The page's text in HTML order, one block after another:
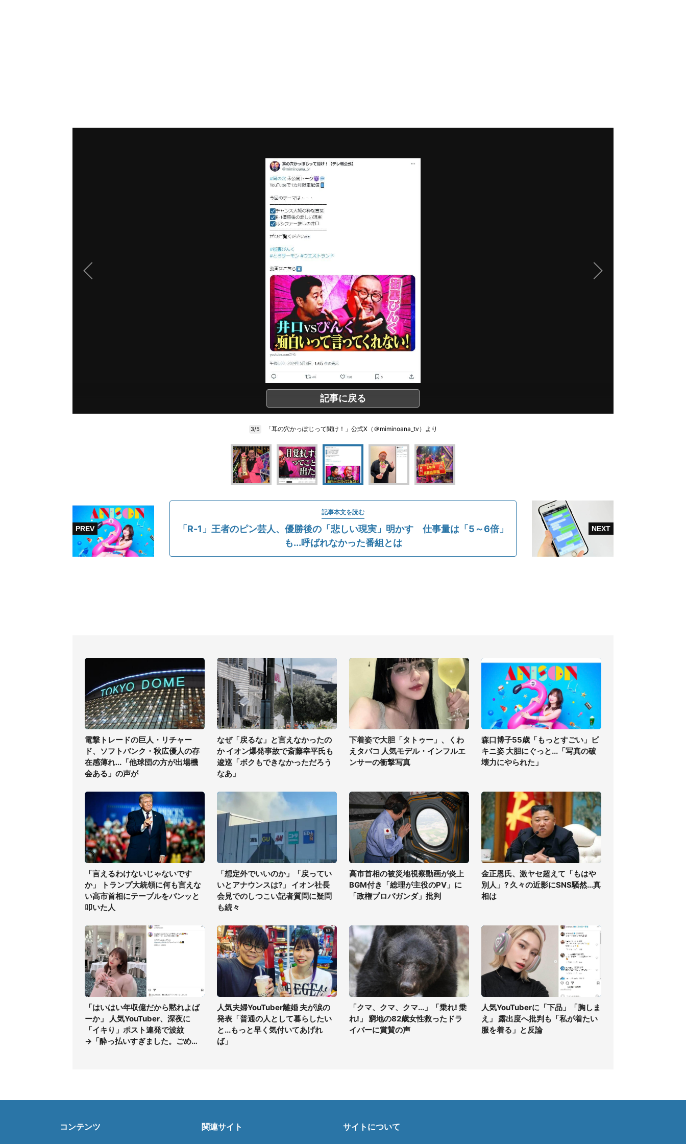
記事に戻る
3/5 「耳の穴かっぽじって聞け！」公式X（＠miminoana_tv）より
記事本文を読む
「R-1」王者のピン芸人、優勝後の「悲しい現実」明かす 仕事量は「5～6倍」
も...呼ばれなかった番組とは
電撃トレードの巨人・リチャー
ド、ソフトバンク・秋広優人の存
在感薄れ...「他球団の方が出場機
会ある」の声が
なぜ「戻るな」と言えなかったの
か イオン爆発事故で斎藤幸平氏も
逡巡「ボクもできなかっただろう
なあ」
下着姿で大胆「タトゥー」、くわ
えタバコ 人気モデル・インフルエ
ンサーの衝撃写真
森口博子55歳「もっとすごい」ビ
キニ姿 大胆にぐっと...「写真の破
壊力にやられた」
「言えるわけないじゃないです
か」 トランプ大統領に何も言えな
い高市首相にテーブルをバンッと
叩いた人
「想定外でいいのか」「戻ってい
いとアナウンスは?」 イオン社長
会見でのしつこい記者質問に疑問
も続々
高市首相の被災地視察動画が炎上
BGM付き「総理が主役のPV」に
「政権プロパガンダ」批判
金正恩氏、激ヤセ超えて「もはや
別人」? 久々の近影にSNS騒然...真
相は
「はいはい年収億だから黙れよば
ーか」 人気YouTuber、深夜に
「イキり」ポスト連発で波紋
→「酔っ払いすぎました。ごめん
人気夫婦YouTuber離婚 夫が涙の
発表「普通の人として暮らしたい
と...もっと早く気付いてあげれ
ば」
「クマ、クマ、クマ...」「乗れ! 乗
れ!」 窮地の82歳女性救ったドラ
イバーに賞賛の声
人気YouTuberに「下品」「胸しま
え」 露出度へ批判も「私が着たい
服を着る」と反論
コンテンツ 関連サイト サイトについて